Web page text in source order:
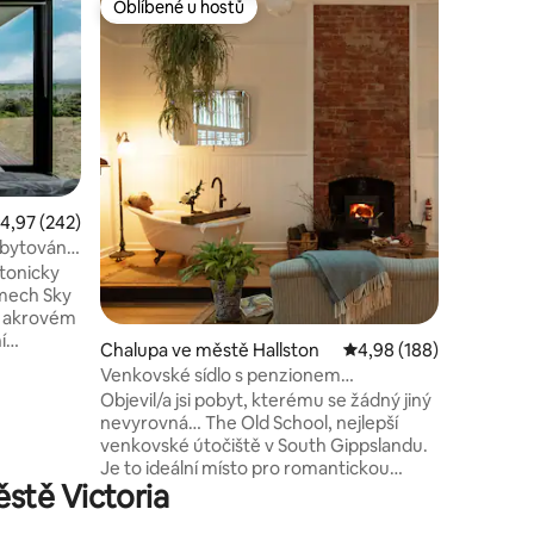
hodnocení 4,97 z 5, 242 hodnocení
4,97 (242)
Sky
akrovém
Oblíbené u hostů
Oblíbené u hostů
Chalupa ve městě Hallston Průměrné hodnocení
4,98 (188)
Venkovské sídlo s penzionem
a koupelnou u krbu
Objevil/a jsi pobyt, kterému se žádný jiný
nevyrovná… The Old School, nejlepší
venkovské útočiště v South Gippslandu.
Je to ideální místo pro romantickou
dovolenou nebo klidný pobyt o samotě,
kde si můžeš opravdu odpočinout
Victoria